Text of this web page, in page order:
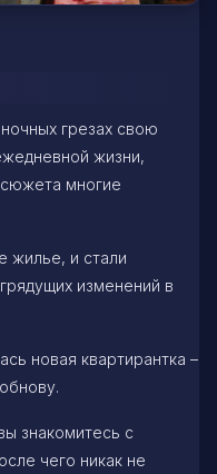
грезах свою
жизни,
сюжета многие
жилье, и стали
изменений в
новая квартирантка –
знакомитесь с
чего никак не